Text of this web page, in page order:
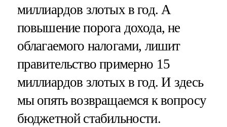
миллиардов злотых в год. А
повышение порога дохода, не
облагаемого налогами, лишит
правительство примерно 15
миллиардов злотых в год. И здесь
мы опять возвращаемся к вопросу
бюджетной стабильности.